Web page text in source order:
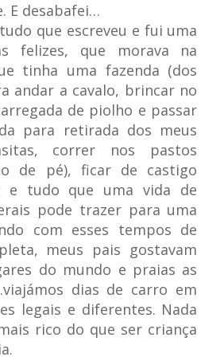
E desabafei…
que escreveu e fui uma
felizes, que morava na
tinha uma fazenda (dos
andar a cavalo, brincar no
de piolho e passar
para retirada dos meus
correr nos pastos
de pé), ficar de castigo
e tudo que uma vida de
pode trazer para uma
com esses tempos de
meus pais gostavam
do mundo e praias as
dias de carro em
legais e diferentes. Nada
rico do que ser criança